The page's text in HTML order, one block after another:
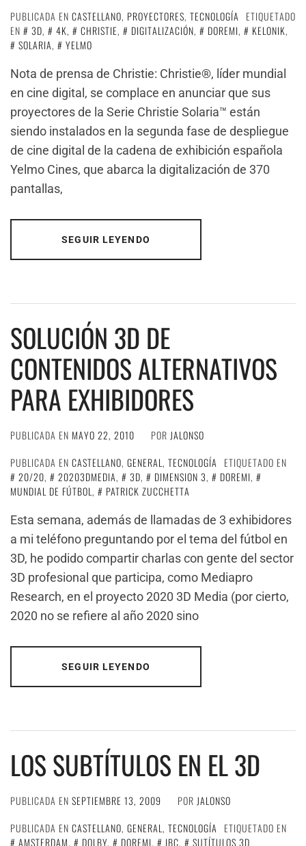
PUBLICADA EN CASTELLANO, PROYECTORES, TECNOLOGÍA
ETIQUETADO
EN
3D, 4K, CHRISTIE, DIGITALIZACIÓN, DOREMI, KELONIK,
SOLARIA,
YELMO
Nota de prensa de Christie: Christie®, líder mundial
en cine digital, se complace en anunciar que sus
proyectores de la Serie Christie Solaria™ están
siendo instalados en la segunda fase de despliegue
de cine digital de la cadena de exhibición española
Yelmo Cines, que abarca la digitalización de 370
pantallas,
SEGUIR LEYENDO
SOLUCIÓN 3D DE
CONTENIDOS ALTERNATIVOS
PARA EXHIBIDORES
PUBLICADA EN MAYO 22, 2010 POR JALONSO
PUBLICADA EN CASTELLANO, GENERAL, TECNOLOGÍA
ETIQUETADO EN
20/20, 20203DMEDIA, 3D, DIMENSION 3, DOREMI,
MUNDIAL DE FÚTBOL,
PATRICK ZUCCHETTA
Esta semana, además de llamadas de 3 exhibidores
a mi teléfono preguntando por el tema del fútbol en
3D, he podido compartir charlas con gente del sector
3D profesional que participa, como Mediapro
Research, en el proyecto 2020 3D Media (por cierto,
2020 no se refiere al año 2020 sino
SEGUIR LEYENDO
LOS SUBTÍTULOS EN EL 3D
PUBLICADA EN SEPTIEMBRE 13, 2009 POR JALONSO
PUBLICADA EN CASTELLANO, GENERAL, TECNOLOGÍA
ETIQUETADO EN
AMSTERDAM, DOLBY, DOREMI, IBC, SUTÍTULOS 3D